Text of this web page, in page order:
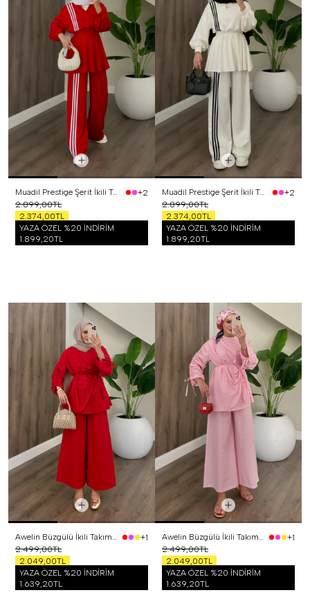
Muadil Prestige Şerit İkili Takım Kırmızı
+2
2.899,00TL
2.374,00TL
YAZA ÖZEL %20 İNDİRİM
1.899,20TL
Muadil Prestige Şerit İkili Takım Beyaz
+2
2.899,00TL
2.374,00TL
YAZA ÖZEL %20 İNDİRİM
1.899,20TL
Awelin Büzgülü İkili Takım Kırmızı
+1
2.499,00TL
2.049,00TL
YAZA ÖZEL %20 İNDİRİM
1.639,20TL
Awelin Büzgülü İkili Takım Pembe
+1
2.499,00TL
2.049,00TL
YAZA ÖZEL %20 İNDİRİM
1.639,20TL